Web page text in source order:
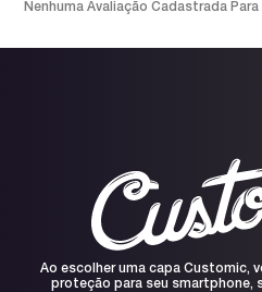
Nenhuma Avaliação Cadastrada
Ao escolher uma capa Customic,
proteção para seu smartphone,